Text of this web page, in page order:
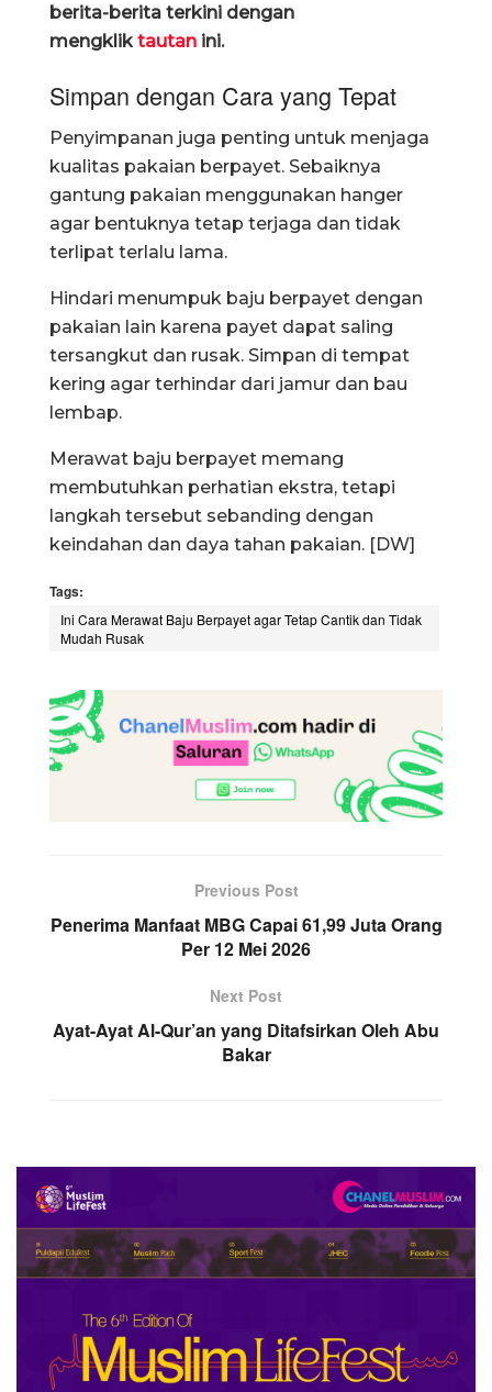
berita-berita terkini dengan
mengkliktautan ini.
Simpan dengan Cara yang Tepat
Penyimpanan juga penting untuk menjaga
kualitas pakaian berpayet. Sebaiknya
gantung pakaian menggunakan hanger
agar bentuknya tetap terjaga dan tidak
terlipat terlalu lama.
Hindari menumpuk baju berpayet dengan
pakaian lain karena payet dapat saling
tersangkut dan rusak. Simpan di tempat
kering agar terhindar dari jamur dan bau
lembap.
Merawat baju berpayet memang
membutuhkan perhatian ekstra, tetapi
langkah tersebut sebanding dengan
keindahan dan daya tahan pakaian. [DW]
Tags:
Ini Cara Merawat Baju Berpayet agar Tetap Cantik dan Tidak
Mudah Rusak
Previous Post
Penerima Manfaat MBG Capai 61,99 Juta Orang
Per 12 Mei 2026
Next Post
Ayat-Ayat Al-Qur’an yang Ditafsirkan Oleh Abu
Bakar